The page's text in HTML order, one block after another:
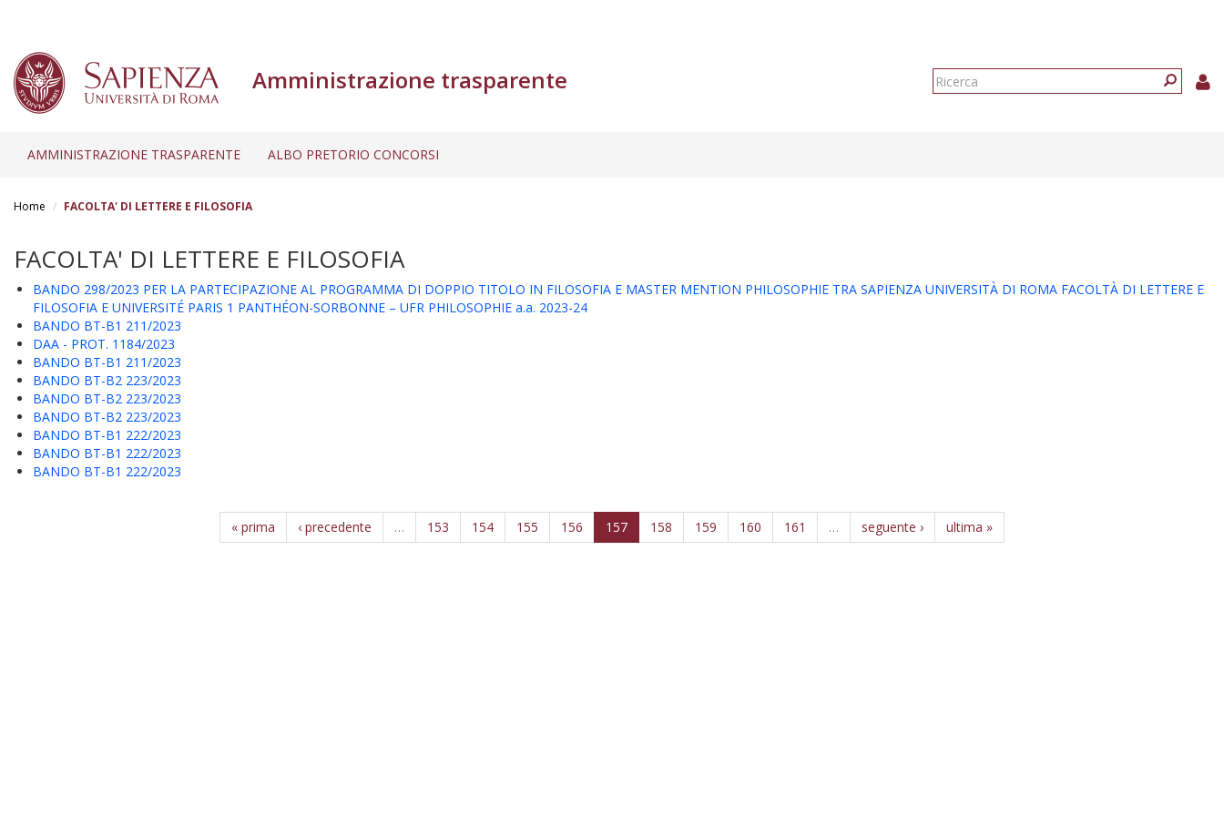
Amministrazione trasparente
Form
AMMINISTRAZIONE TRASPARENTE ALBO PRETORIO CONCORSI
Home FACOLTA' DI LETTERE E FILOSOFIA
FACOLTA' DI LETTERE E FILOSOFIA
BANDO 298/2023 PER LA PARTECIPAZIONE AL PROGRAMMA DI DOPPIO TITOLO IN FILOSOFIA E MASTER MENTION PHILOSOPHIE TRA SAPIENZA UNIVERSITÀ DI ROMA FACOLTÀ DI LETTERE E
FILOSOFIA E UNIVERSITÉ PARIS 1 PANTHÉON-SORBONNE – UFR PHILOSOPHIE a.a. 2023-24
BANDO BT-B1 211/2023
DAA - PROT. 1184/2023
BANDO BT-B1 211/2023
BANDO BT-B2 223/2023
BANDO BT-B2 223/2023
BANDO BT-B2 223/2023
BANDO BT-B1 222/2023
BANDO BT-B1 222/2023
BANDO BT-B1 222/2023
« prima ‹ precedente … 153 154 155 156 157 158 159 160 161 … seguente › ultima »